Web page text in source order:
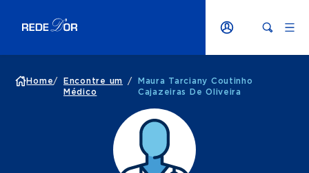
Home/
Encontre um
Médico
/
Maura Tarciany Coutinho
Cajazeiras De Oliveira